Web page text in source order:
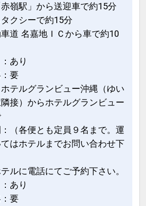
含まれます。
年6月1日～2026年10月
トコース番号：DP-1-
お得】連泊割引がございま
泊につきおひとり様
の併用はできません。
のご旅行代金は、カレンダ
いただいた後表示される
果確認画面」でご確認くだ
べての日において人数・
イプ・食事条件・プラン同
が割引適用の条件となりま
嶺駅」から送迎車で約15分
クシーで約15分
道 名嘉地ＩＣから車で約10
あり
要
テルグランビュー沖縄（ゆい
接）からホテルグランビュー
（各便とも定員９名まで。運
はホテルまでお問い合わせ下
ルに電話にてご予約下さい。
あり
要